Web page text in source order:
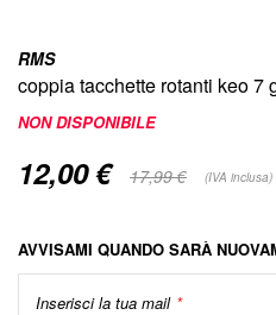
della
galleria
immagini
RMS
coppia tacchette rotanti keo 7
NON DISPONIBILE
Special
Price
12,00 € 17,99 € (IVA inclusa)
AVVISAMI QUANDO SARÀ
Inserisci la tua mail